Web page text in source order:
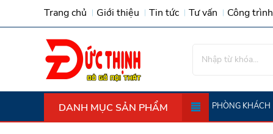
Trang chủ Giới thiệu Tin tức Tư vấn Công trình
DANH MỤC SẢN PHẨM PHÒNG KHÁCH